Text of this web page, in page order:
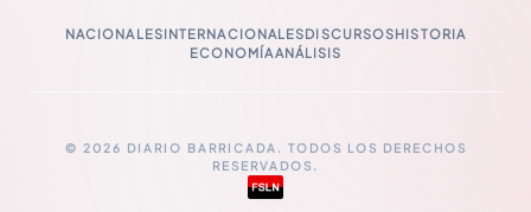
NACIONALESINTERNACIONALESDISCURSOSHISTORIA
ECONOMÍAANÁLISIS
© 2026 DIARIO BARRICADA. TODOS LOS DERECHOS
RESERVADOS.